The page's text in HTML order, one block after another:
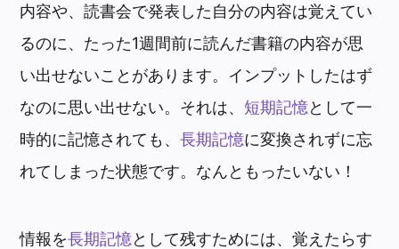
内容や、読書会で発表した自分の内容は覚えてい
るのに、たった1週間前に読んだ書籍の内容が思
い出せないことがあります。インプットしたはず
なのに思い出せない。それは、 短期記憶として一
時的に記憶されても、長期記憶に変換されずに忘
れてしまった状態です。なんともったいない！
情報を長期記憶として残すためには、覚えたらす